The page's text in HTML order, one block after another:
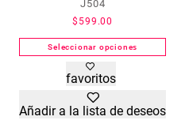
J504
$ 599.00
Seleccionar opciones
Este
producto
tiene
múltiples
favoritos
Añadir a la lista de deseos